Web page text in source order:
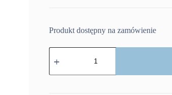
Produkt dostępny na zamówienie
ilość
Mad
wiosełka